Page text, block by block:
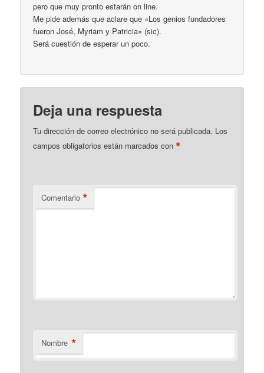
pero que muy pronto estarán on line.
Me pide además que aclare que «Los genios fundadores
fueron José, Myriam y Patricia» (sic).
Será cuestión de esperar un poco.
Deja una respuesta
Tu dirección de correo electrónico no será publicada. Los
campos obligatorios están marcados con*
Comentario *
Nombre *